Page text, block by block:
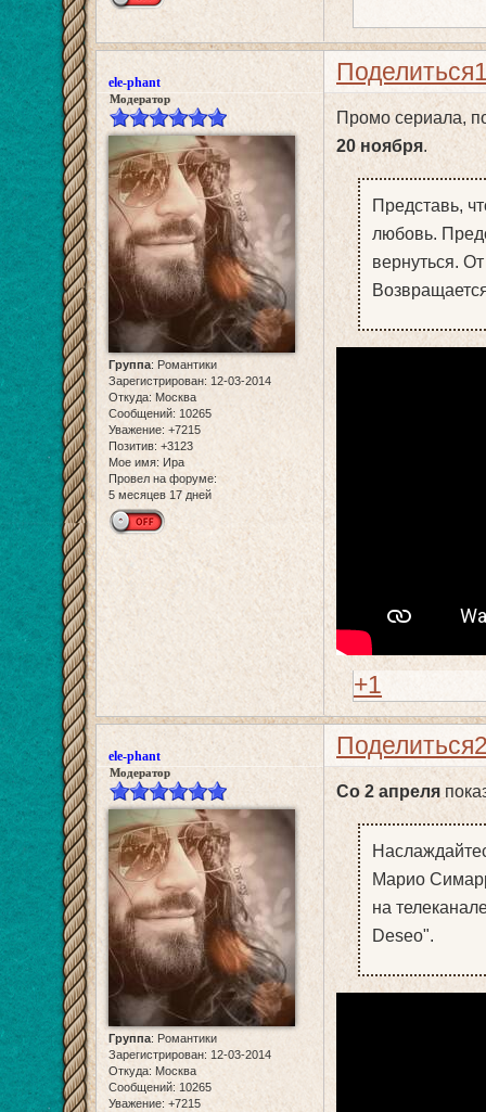
Поделиться
ele-phant
Модератор
Группа: Романтики
Зарегистрирован: 12-03-2014
Откуда: Москва
Сообщений: 10265
Уважение: +7215
Позитив: +3123
Мое имя: Ира
Провел на форуме:
5 месяцев 17 дней
Промо сериала,
20 ноября.
Представь,
любовь.
вернуться.
+1
Поделиться
ele-phant
Модератор
Группа: Романтики
Зарегистрирован: 12-03-2014
Откуда: Москва
Сообщений: 10265
Уважение: +7215
Со 2 апреля
Марио
на
Deseo".